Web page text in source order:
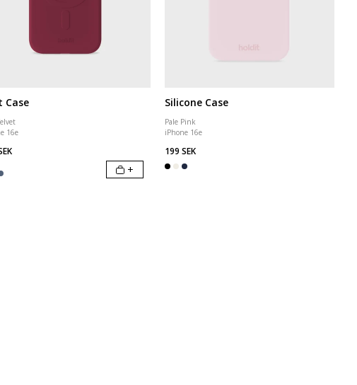
Case
16e
+
Silicone Case
Pale Pink
iPhone 16e
199 SEK